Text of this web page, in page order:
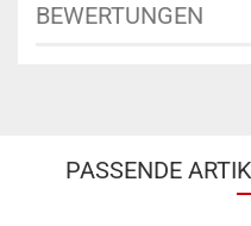
BEWERTUNGEN
PASSENDE